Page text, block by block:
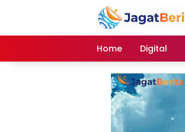
Home Digital